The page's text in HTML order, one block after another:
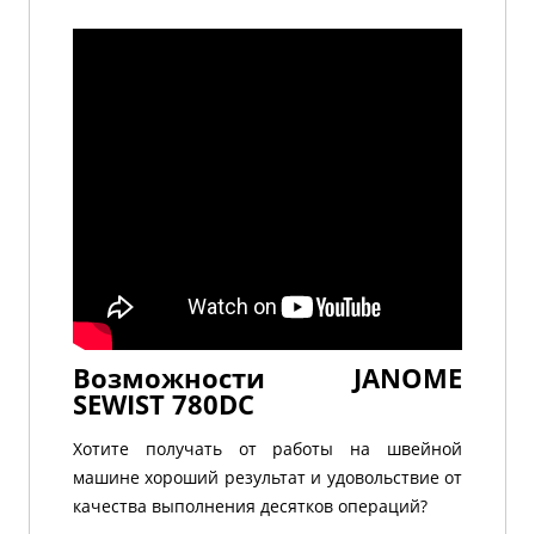
Возможности JANOME
SEWIST 780DC
Хотите получать от работы на швейной
машине хороший результат и удовольствие от
качества выполнения десятков операций?